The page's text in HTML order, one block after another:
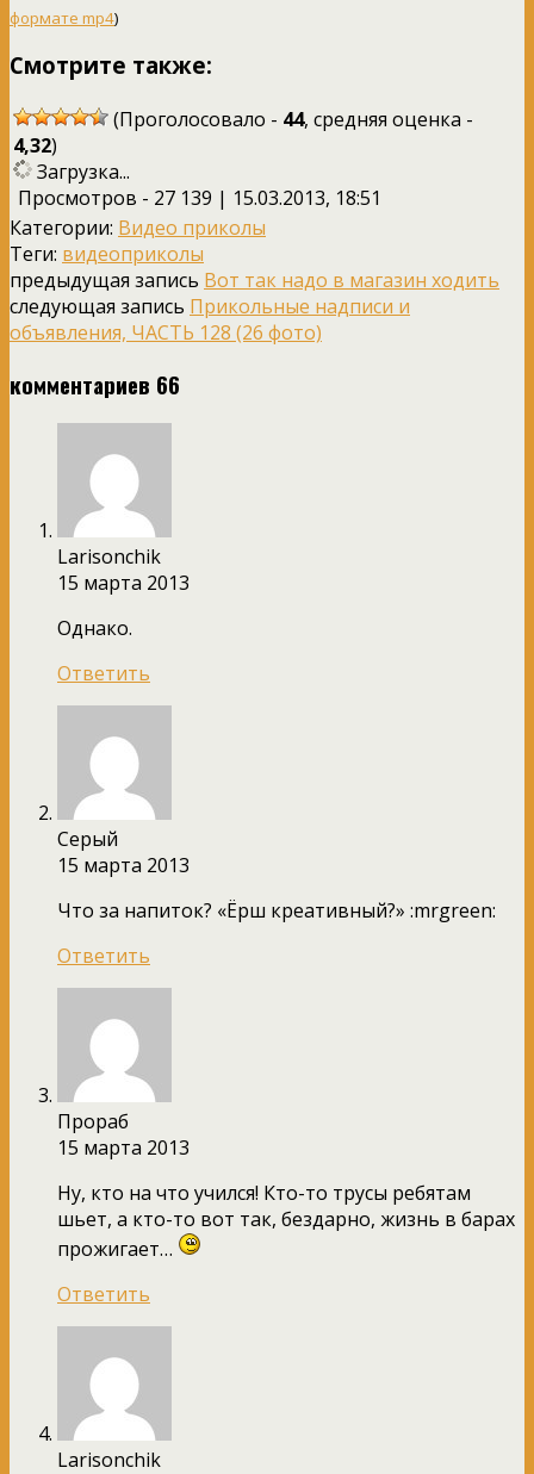
формате mp4)
Смотрите также:
(Проголосовало - 44, средняя оценка -
4,32)
Загрузка...
Просмотров - 27 139 | 15.03.2013, 18:51
Категории: Видео приколы
Теги: видеоприколы
предыдущая запись Вот так надо в магазин ходить
следующая запись Прикольные надписи и
объявления, ЧАСТЬ 128 (26 фото)
комментариев 66
Larisonchik
15 марта 2013
Однако.
Ответить
Серый
15 марта 2013
Что за напиток? «Ёрш креативный?» :mrgreen:
Ответить
Прораб
15 марта 2013
Ну, кто на что учился! Кто-то трусы ребятам
шьет, а кто-то вот так, бездарно, жизнь в барах
прожигает…
Ответить
Larisonchik